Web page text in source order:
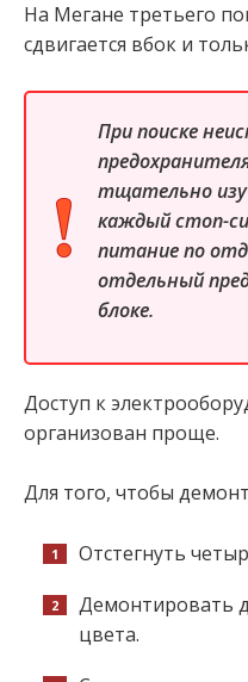
На Мегане третьего
сдвигается вбок и
При поиске
тщательно
каждый стоп-
питание по
отдельный
блоке.
Доступ к
организован проще.
Для того, чтобы
Отстегнуть
Демонтировать
цвета.